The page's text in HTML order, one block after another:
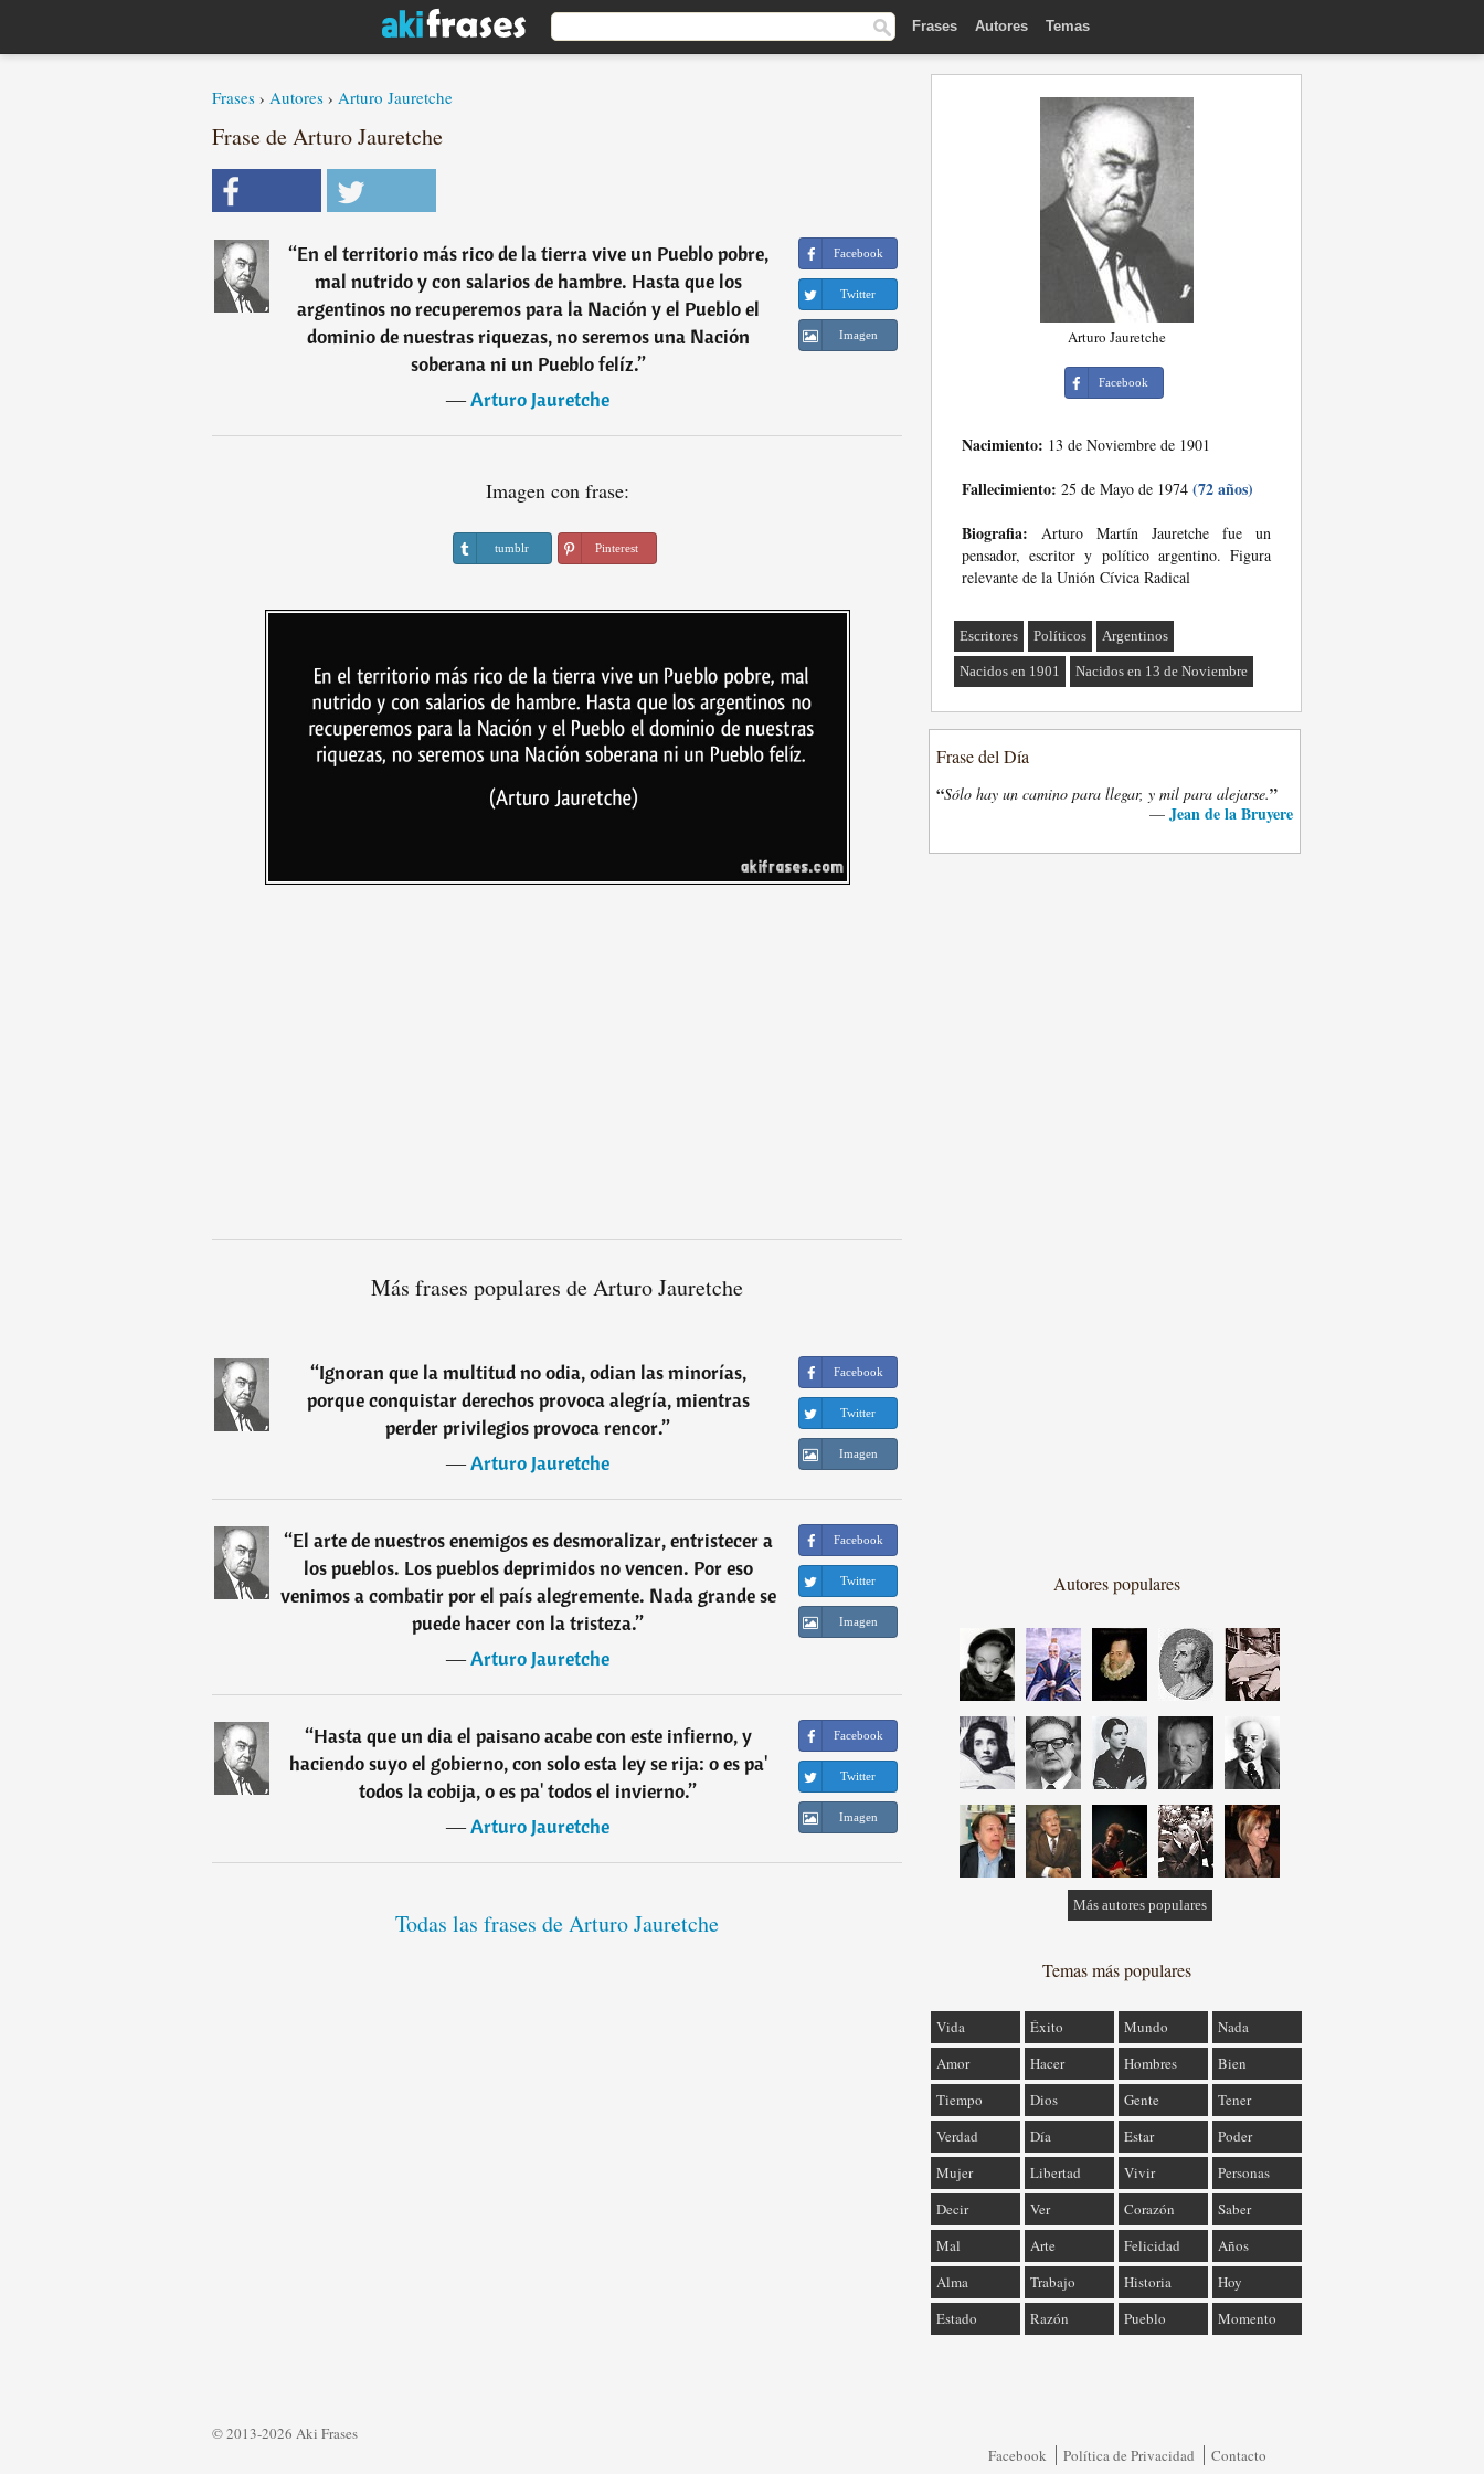
Frases Autores Temas
Frases › Autores › Arturo Jauretche
Frase de Arturo Jauretche
“En el territorio más rico de la tierra vive un Pueblo pobre,
mal nutrido y con salarios de hambre. Hasta que los
argentinos no recuperemos para la Nación y el Pueblo el
dominio de nuestras riquezas, no seremos una Nación
soberana ni un Pueblo felíz.”
―Arturo Jauretche
Facebook
Twitter
Imagen
Imagen con frase:
tumblr Pinterest
Más frases populares de Arturo Jauretche
“Ignoran que la multitud no odia, odian las minorías,
porque conquistar derechos provoca alegría, mientras
perder privilegios provoca rencor.”
―Arturo Jauretche
Facebook
Twitter
Imagen
“El arte de nuestros enemigos es desmoralizar, entristecer a
los pueblos. Los pueblos deprimidos no vencen. Por eso
venimos a combatir por el país alegremente. Nada grande se
puede hacer con la tristeza.”
―Arturo Jauretche
Facebook
Twitter
Imagen
“Hasta que un dia el paisano acabe con este infierno, y
haciendo suyo el gobierno, con solo esta ley se rija: o es pa'
todos la cobija, o es pa' todos el invierno.”
―Arturo Jauretche
Facebook
Twitter
Imagen
Todas las frases de Arturo Jauretche
Arturo Jauretche
Facebook
Nacimiento: 13 de Noviembre de 1901
Fallecimiento: 25 de Mayo de 1974 (72 años)
Biografia: Arturo Martín Jauretche fue un
pensador, escritor y político argentino. Figura
relevante de la Unión Cívica Radical
Escritores Políticos Argentinos
Nacidos en 1901 Nacidos en 13 de Noviembre
Frase del Día
“Sólo hay un camino para llegar, y mil para alejarse.”
— Jean de la Bruyere
Autores populares
Más autores populares
Temas más populares
Vida Éxito Mundo
Nada
Amor
Hacer Hombres
Bien
Tiempo
Dios Gente
Tener
Verdad
Día Estar
Poder
Mujer
Libertad Vivir
Personas
Decir
Ver Corazón
Saber
Mal
Arte Felicidad
Años
Alma
Trabajo Historia
Hoy
Estado
Razón Pueblo Momento
© 2013-2026 Aki Frases
Facebook
Política de Privacidad Contacto